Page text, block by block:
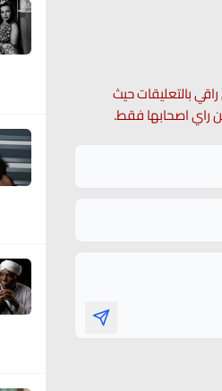
بالتعليقات حيث
راي اصحابها فقط.